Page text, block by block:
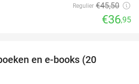
Regulier €45,50
€36,95
en e-books (20